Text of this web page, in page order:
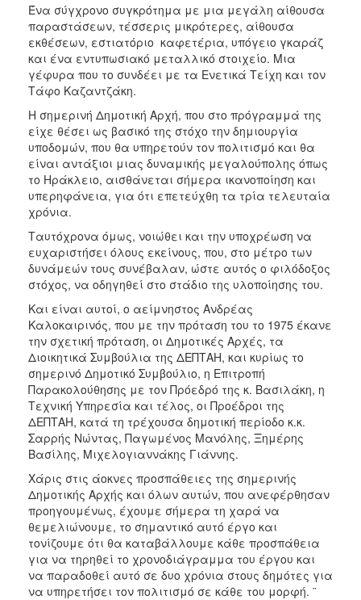
Ένα σύγχρονο συγκρότημα με μια μεγάλη αίθουσα
παραστάσεων, τέσσερις μικρότερες, αίθουσα
εκθέσεων, εστιατόριο  καφετέρια, υπόγειο γκαράζ
και ένα εντυπωσιακό μεταλλικό στοιχείο. Μια
γέφυρα που το συνδέει με τα Ενετικά Τείχη και τον
Τάφο Καζαντζάκη.
Η σημερινή Δημοτική Αρχή, που στο πρόγραμμά της
είχε θέσει ως βασικό της στόχο την δημιουργία
υποδομών, που θα υπηρετούν τον πολιτισμό και θα
είναι αντάξιοι μιας δυναμικής μεγαλούπολης όπως
το Ηράκλειο, αισθάνεται σήμερα ικανοποίηση και
υπερηφάνεια, για ότι επετεύχθη τα τρία τελευταία
χρόνια.
Ταυτόχρονα όμως, νοιώθει και την υποχρέωση να
ευχαριστήσει όλους εκείνους, που, στο μέτρο των
δυνάμεών τους συνέβαλαν, ώστε αυτός ο φιλόδοξος
στόχος, να οδηγηθεί στο στάδιο της υλοποίησης του.
Και είναι αυτοί, ο αείμνηστος Ανδρέας
Καλοκαιρινός, που με την πρόταση του το 1975 έκανε
την σχετική πρόταση, οι Δημοτικές Αρχές, τα
Διοικητικά Συμβούλια της ΔΕΠΤΑΗ, και κυρίως το
σημερινό Δημοτικό Συμβούλιο, η Επιτροπή
Παρακολούθησης με τον Πρόεδρό της κ. Βασιλάκη, η
Τεχνική Υπηρεσία και τέλος, οι Προέδροι της
ΔΕΠΤΑΗ, κατά τη τρέχουσα δημοτική περίοδο κ.κ.
Σαρρής Νώντας, Παγωμένος Μανόλης, Ξημέρης
Βασίλης, Μιχελογιαννάκης Γιάννης.
Χάρις στις άοκνες προσπάθειες της σημερινής
Δημοτικής Αρχής και όλων αυτών, που ανεφέρθησαν
προηγουμένως, έχουμε σήμερα τη χαρά να
θεμελιώνουμε, το σημαντικό αυτό έργο και
τονίζουμε ότι θα καταβάλλουμε κάθε προσπάθεια
για να τηρηθεί το χρονοδιάγραμμα του έργου και
να παραδοθεί αυτό σε δυο χρόνια στους δημότες για
να υπηρετήσει τον πολιτισμό σε κάθε του μορφή. ¨